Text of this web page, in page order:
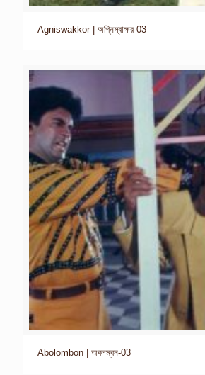
Agniswakkor | অগ্নিস্বাক্ষর-03
Abolombon | অবলম্বন-03